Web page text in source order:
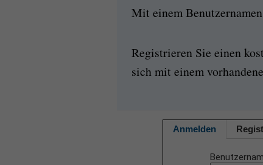
Mit einem
Registrieren Sie einen
sich mit einem
Anmelden